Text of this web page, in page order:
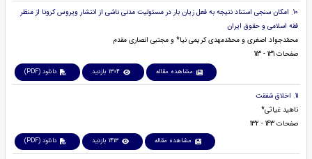
10. امکان سنجی استناد نتیجه به فعل زیان بار در مسئولیت مدنی ناشی از انتشار ویروس‌ کرونا از منظر
فقه اسلامی و حقوق ایران
محمّدجواد اصغری و محمّدمهدی کریمی نیا* و مجتبی انصاری مقدم
صفحات 131 - 113
مشاهده مقاله 1304 بازدید دانلود (PDF)
11. اخلاق شفقت
ناهید غیاثی*
صفحات 143 - 132
مشاهده مقاله 1413 بازدید دانلود (PDF)